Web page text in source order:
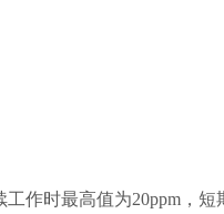
作时最高值为20ppm，短